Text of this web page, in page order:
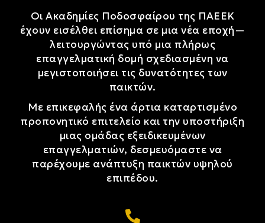
Οι Ακαδημίες Ποδοσφαίρου της ΠΑΕΕΚ
έχουν εισέλθει επίσημα σε μια νέα εποχή—
λειτουργώντας υπό μια πλήρως
επαγγελματική δομή σχεδιασμένη να
μεγιστοποιήσει τις δυνατότητες των
παικτών.
Με επικεφαλής ένα άρτια καταρτισμένο
προπονητικό επιτελείο και την υποστήριξη
μιας ομάδας εξειδικευμένων
επαγγελματιών, δεσμευόμαστε να
παρέχουμε ανάπτυξη παικτών υψηλού
επιπέδου.